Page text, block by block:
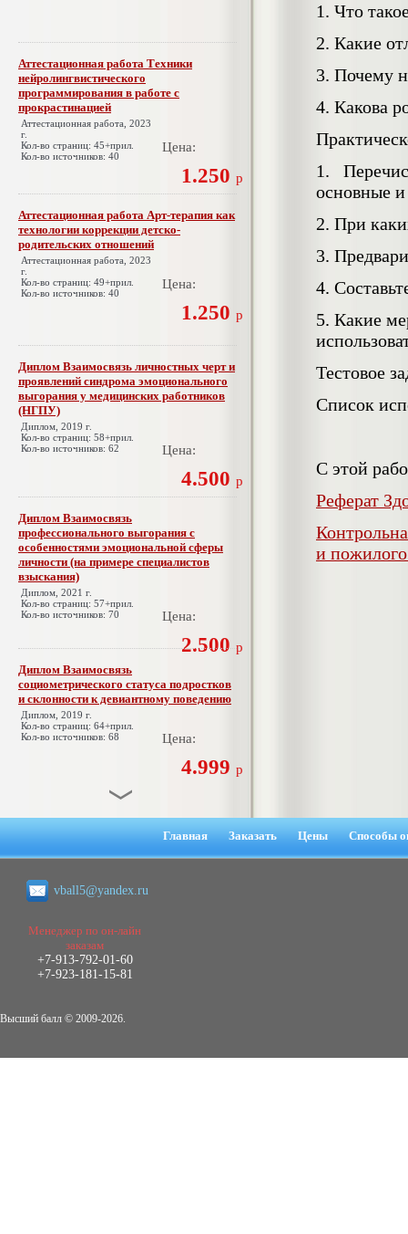
Аттестационная работа Техники
нейролингвистического
программирования в работе с
прокрастинацией
Аттестационная работа, 2023
г.
Кол-во страниц: 45+прил.
Кол-во источников: 40
Цена:
1.250 р
Аттестационная работа Арт-терапия как
технологии коррекции детско-
родительских отношений
Аттестационная работа, 2023
г.
Кол-во страниц: 49+прил.
Кол-во источников: 40
Цена:
1.250 р
Диплом Взаимосвязь личностных черт и
проявлений синдрома эмоционального
выгорания у медицинских работников
(НГПУ)
Диплом, 2019 г.
Кол-во страниц: 58+прил.
Кол-во источников: 62
Цена:
4.500 р
Диплом Взаимосвязь
профессионального выгорания с
особенностями эмоциональной сферы
личности (на примере специалистов
взыскания)
Диплом, 2021 г.
Кол-во страниц: 57+прил.
Кол-во источников: 70
Цена:
2.500 р
Диплом Взаимосвязь
социометрического статуса подростков
и склонности к девиантному поведению
Диплом, 2019 г.
Кол-во страниц: 64+прил.
Кол-во источников: 68
Цена:
4.999 р
Диплом Взаимосвязь эмпатии и
негативных эмоциональных состояний
Диплом, 2021 г.
Кол-во страниц: 51+прил.
Кол-во источников: 77
Диплом Виндикационный иск
1. Что
2. Какие
3. Почему
4. Какова
1.
основные
2. При
3.
4.
5. Какие
Тестовое
Список
С этой
Реферат
и пожилого
Главная Заказать Цены Способы
vball5@yandex.ru
Менеджер по он-лайн
заказам
+7-913-792-01-60
+7-923-181-15-81
Высший балл © 2009-2026.